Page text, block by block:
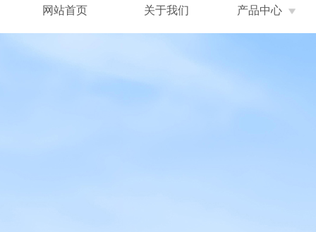
网站首页 关于我们 产品中心